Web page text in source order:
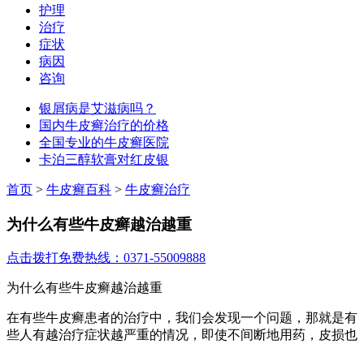
护理
治疗
症状
病因
咨询
银屑病是艾滋病吗？
国内牛皮癣治疗的价格
全国专业的牛皮癣医院
卡泊三醇软膏对红皮银
首页 > 牛皮癣百科 > 牛皮癣治疗
为什么有些牛皮癣越治越重
点击拨打免费热线：0371-55009888
为什么有些牛皮癣越治越重
在有些牛皮癣患者的治疗中，我们会发现一个问题，那就是有
些人有越治疗症状越严重的情况，即使不间断地用药，皮损也